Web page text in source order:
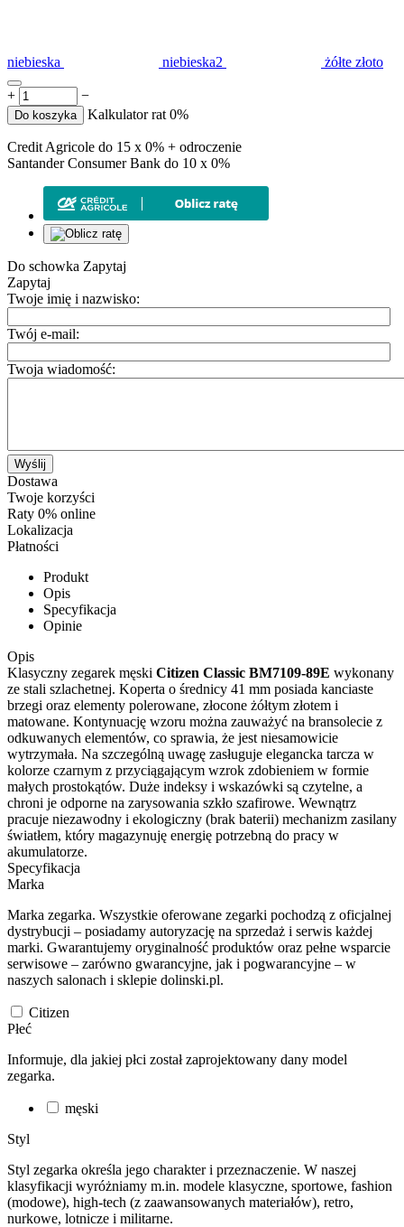
niebieska niebieska2 żółte złoto
+ −
Do koszyka Kalkulator rat 0%
Credit Agricole do 15 x 0% + odroczenie
Santander Consumer Bank do 10 x 0%
Do schowka Zapytaj
Zapytaj
Twoje imię i nazwisko:
Twój e-mail:
Twoja wiadomość:
Wyślij
Dostawa
Twoje korzyści
Raty 0% online
Lokalizacja
Płatności
Produkt
Opis
Specyfikacja
Opinie
Opis
Klasyczny zegarek męski Citizen Classic BM7109-89E wykonany
ze stali szlachetnej. Koperta o średnicy 41 mm posiada kanciaste
brzegi oraz elementy polerowane, złocone żółtym złotem i
matowane. Kontynuację wzoru można zauważyć na bransolecie z
odkuwanych elementów, co sprawia, że jest niesamowicie
wytrzymała. Na szczególną uwagę zasługuje elegancka tarcza w
kolorze czarnym z przyciągającym wzrok zdobieniem w formie
małych prostokątów. Duże indeksy i wskazówki są czytelne, a
chroni je odporne na zarysowania szkło szafirowe. Wewnątrz
pracuje niezawodny i ekologiczny (brak baterii) mechanizm zasilany
światłem, który magazynuję energię potrzebną do pracy w
akumulatorze.
Specyfikacja
Marka
Marka zegarka. Wszystkie oferowane zegarki pochodzą z oficjalnej
dystrybucji – posiadamy autoryzację na sprzedaż i serwis każdej
marki. Gwarantujemy oryginalność produktów oraz pełne wsparcie
serwisowe – zarówno gwarancyjne, jak i pogwarancyjne – w
naszych salonach i sklepie dolinski.pl.
Citizen
Płeć
Informuje, dla jakiej płci został zaprojektowany dany model
zegarka.
męski
Styl
Styl zegarka określa jego charakter i przeznaczenie. W naszej
klasyfikacji wyróżniamy m.in. modele klasyczne, sportowe, fashion
(modowe), high-tech (z zaawansowanych materiałów), retro,
nurkowe, lotnicze i militarne.